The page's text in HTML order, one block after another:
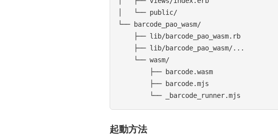
│   └── public/
└── barcode_pao_wasm/
    ├── lib/barcode_pao_wasm.rb
    ├── lib/barcode_pao_wasm/...
    └── wasm/
        ├── barcode.wasm
        ├── barcode.mjs
起動方法